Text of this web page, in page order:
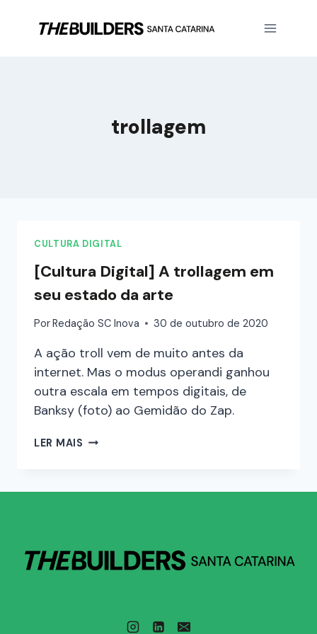
trollagem
CULTURA DIGITAL
[Cultura Digital] A trollagem em
seu estado da arte
PorRedação SC Inova 30 de outubro de 2020
A ação troll vem de muito antes da
internet. Mas o modus operandi ganhou
outra escala em tempos digitais, de
Banksy (foto) ao Gemidão do Zap.
LER MAIS